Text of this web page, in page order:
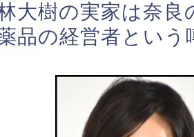
大樹の実家は奈良
品の経営者という